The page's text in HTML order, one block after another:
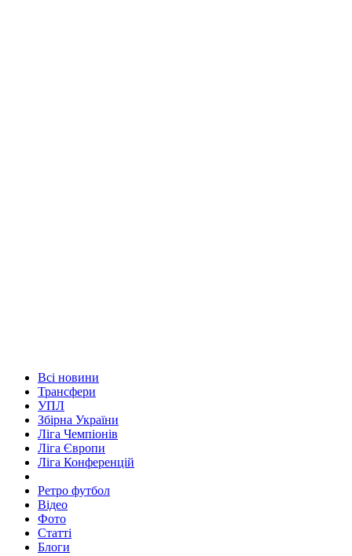
Всі новини
Трансфери
УПЛ
Збірна України
Ліга Чемпіонів
Ліга Європи
Ліга Конференцій
Ретро футбол
Відео
Фото
Статті
Блоги